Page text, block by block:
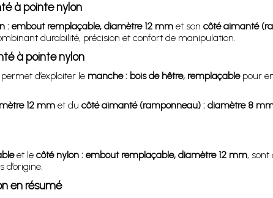
à pointe nylon
: embout remplaçable, diamètre 12 mmet son côté aimanté
durabilité, précision et confort de manipulation.
à pointe nylon
d’exploiter le manche : bois de hêtre, remplaçablepour
12 mmet du côté aimanté (ramponneau) : diamètre 8
et le côté nylon : embout remplaçable, diamètre 12 mm, sont
en résumé